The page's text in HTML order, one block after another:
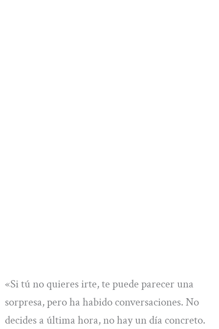
«Si tú no quieres irte, te puede parecer una
sorpresa, pero ha habido conversaciones. No
decides a última hora, no hay un día concreto.